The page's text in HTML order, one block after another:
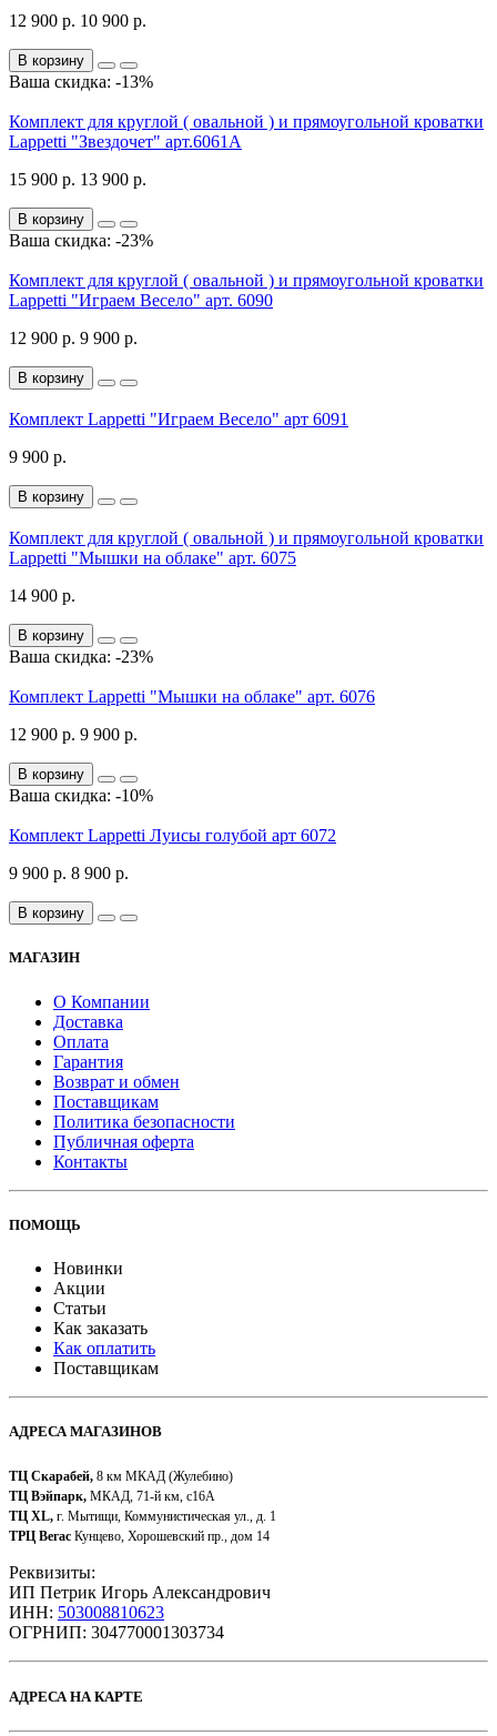
12 900 р. 10 900 р.
В корзину
Ваша скидка: -13%
Комплект для круглой ( овальной ) и прямоугольной кроватки
Lappetti "Звездочет" арт.6061А
15 900 р. 13 900 р.
В корзину
Ваша скидка: -23%
Комплект для круглой ( овальной ) и прямоугольной кроватки
Lappetti "Играем Весело" арт. 6090
12 900 р. 9 900 р.
В корзину
Комплект Lappetti "Играем Весело" арт 6091
9 900 р.
В корзину
Комплект для круглой ( овальной ) и прямоугольной кроватки
Lappetti "Мышки на облаке" арт. 6075
14 900 р.
В корзину
Ваша скидка: -23%
Комплект Lappetti "Мышки на облаке" арт. 6076
12 900 р. 9 900 р.
В корзину
Ваша скидка: -10%
Комплект Lappetti Луисы голубой арт 6072
9 900 р. 8 900 р.
В корзину
МАГАЗИН
О Компании
Доставка
Оплата
Гарантия
Возврат и обмен
Поставщикам
Политика безопасности
Публичная оферта
Контакты
ПОМОЩЬ
Новинки
Акции
Статьи
Как заказать
Как оплатить
Поставщикам
АДРЕСА МАГАЗИНОВ
ТЦ Скарабей, 8 км МКАД (Жулебино)
ТЦ Вэйпарк, МКАД, 71-й км, с16А
ТЦ XL, г. Мытищи, Коммунистическая ул., д. 1
ТРЦ Вегас Кунцево, Хорошевский пр., дом 14
Реквизиты:
ИП Петрик Игорь Александрович
ИНН: 503008810623
ОГРНИП: 304770001303734​
АДРЕСА НА КАРТЕ